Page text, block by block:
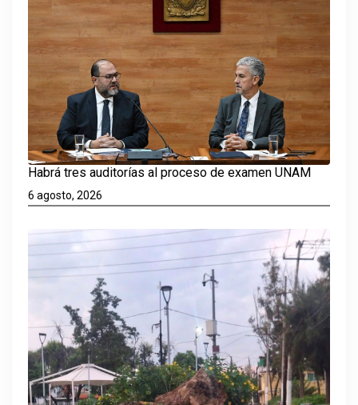
Habrá tres auditorías al proceso de examen UNAM
6 agosto, 2026